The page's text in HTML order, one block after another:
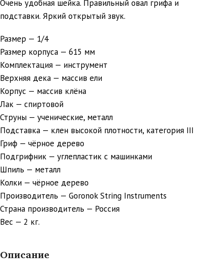
Очень удобная шейка. Правильный овал грифа и
подставки. Яркий открытый звук.
Размер — 1/4
Размер корпуса — 615 мм
Комплектация — инструмент
Верхняя дека — массив ели
Корпус — массив клёна
Лак — спиртовой
Струны — ученические, металл
Подставка — клен высокой плотности, категория III
Гриф — чёрное дерево
Подгрифник — углепластик с машинками
Шпиль — металл
Колки — чёрное дерево
Производитель — Goronok String Instruments
Страна производитель — Россия
Вес — 2 кг.
Описание